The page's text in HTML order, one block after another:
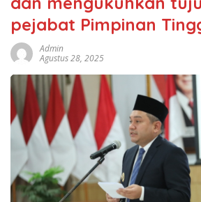
pejabat Pimpinan
Admin
Agustus 28, 2025